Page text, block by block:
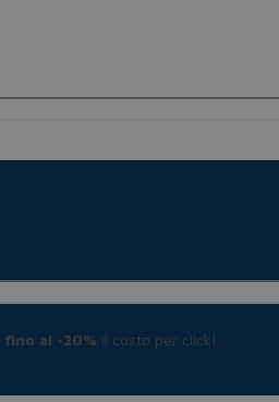
fino al -20% il costo per click!